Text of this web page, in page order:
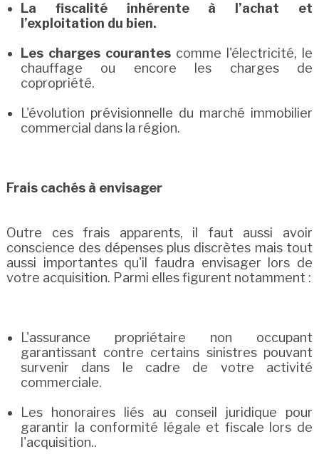
La fiscalité inhérente à l’achat et
l’exploitation du bien.
Les charges courantescomme l'électricité, le
chauffage ou encore les charges de
copropriété.
L'évolution prévisionnelle du marché immobilier
commercial dans la région.
Frais cachés à envisager
Outre ces frais apparents, il faut aussi avoir
conscience des dépenses plus discrètes mais tout
aussi importantes qu'il faudra envisager lors de
votre acquisition. Parmi elles figurent notamment :
L'assurance propriétaire non occupant
garantissant contre certains sinistres pouvant
survenir dans le cadre de votre activité
commerciale.
Les honoraires liés au conseil juridique pour
garantir la conformité légale et fiscale lors de
l'acquisition..